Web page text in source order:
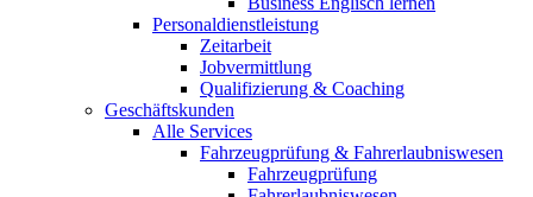
Personaldienstleistung
Zeitarbeit
Jobvermittlung
Qualifizierung & Coaching
Geschäftskunden
Alle Services
Fahrzeugprüfung & Fahrerlaubniswesen
Fahrzeugprüfung